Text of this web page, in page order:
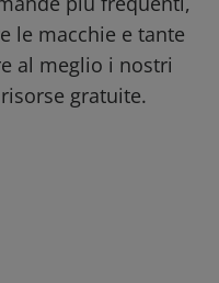
le macchie e tante
al meglio i nostri
gratuite.